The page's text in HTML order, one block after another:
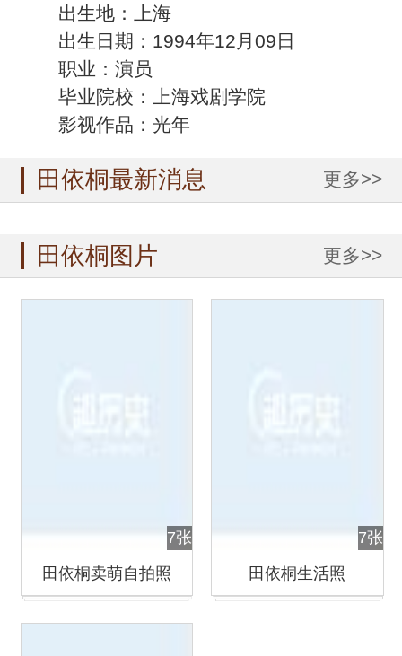
出生地：上海
出生日期：1994年12月09日
职业：演员
毕业院校：上海戏剧学院
影视作品：光年
田依桐最新消息 更多>>
田依桐图片 更多>>
7张
田依桐卖萌自拍照
7张
田依桐生活照